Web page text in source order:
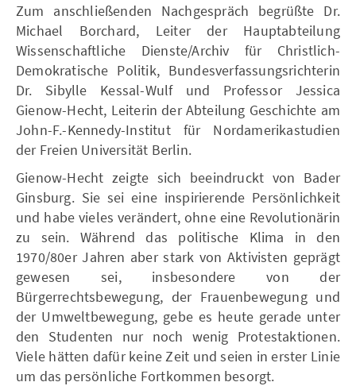
Zum anschließenden Nachgespräch begrüßte Dr.
Michael Borchard, Leiter der Hauptabteilung
Wissenschaftliche Dienste/Archiv für Christlich-
Demokratische Politik, Bundesverfassungsrichterin
Dr. Sibylle Kessal-Wulf und Professor Jessica
Gienow-Hecht, Leiterin der Abteilung Geschichte am
John-F.-Kennedy-Institut für Nordamerikastudien
der Freien Universität Berlin.
Gienow-Hecht zeigte sich beeindruckt von Bader
Ginsburg. Sie sei eine inspirierende Persönlichkeit
und habe vieles verändert, ohne eine Revolutionärin
zu sein. Während das politische Klima in den
1970/80er Jahren aber stark von Aktivisten geprägt
gewesen sei, insbesondere von der
Bürgerrechtsbewegung, der Frauenbewegung und
der Umweltbewegung, gebe es heute gerade unter
den Studenten nur noch wenig Protestaktionen.
Viele hätten dafür keine Zeit und seien in erster Linie
um das persönliche Fortkommen besorgt.